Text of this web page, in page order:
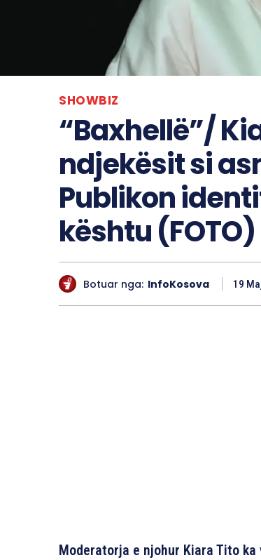
SHOWBIZ
“Baxhellë”/
ndjekësit si
Publikon
kështu (FOTO)
Botuar nga: InfoKosova 19
Moderatorja e njohur Kiara Tito